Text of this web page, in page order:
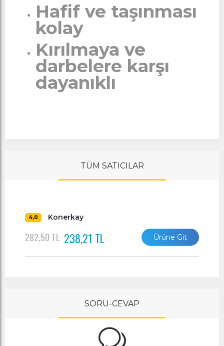
Hafif ve taşınması
kolay
Kırılmaya ve
darbelere karşı
dayanıklı
TÜM SATICILAR
4,0 Konerkay
282,50 TL 238,21 TL Ürüne Git
SORU-CEVAP